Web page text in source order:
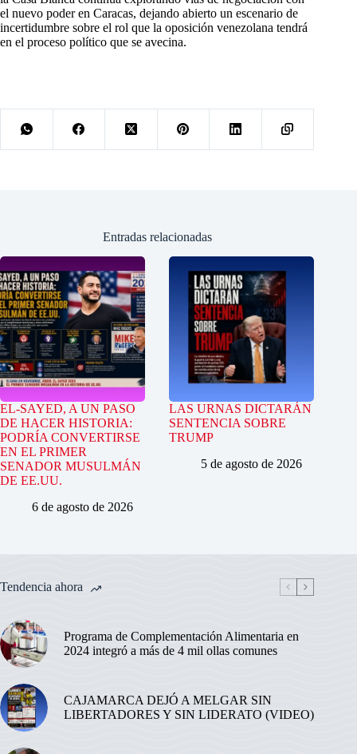
el nuevo poder en Caracas, dejando abierto un escenario de
incertidumbre sobre el rol que la oposición venezolana tendrá
en el proceso político que se avecina.
Entradas relacionadas
EL-SAYED, A UN PASO
DE HACER HISTORIA:
PODRÍA CONVERTIRSE
EN EL PRIMER
SENADOR MUSULMÁN
DE EE.UU.
6 de agosto de 2026
LAS URNAS DICTARÁN
SENTENCIA SOBRE
TRUMP
5 de agosto de 2026
Tendencia ahora
Programa de Complementación Alimentaria en
2024 integró a más de 4 mil ollas comunes
CAJAMARCA DEJÓ A MELGAR SIN
LIBERTADORES Y SIN LIDERATO (VIDEO)